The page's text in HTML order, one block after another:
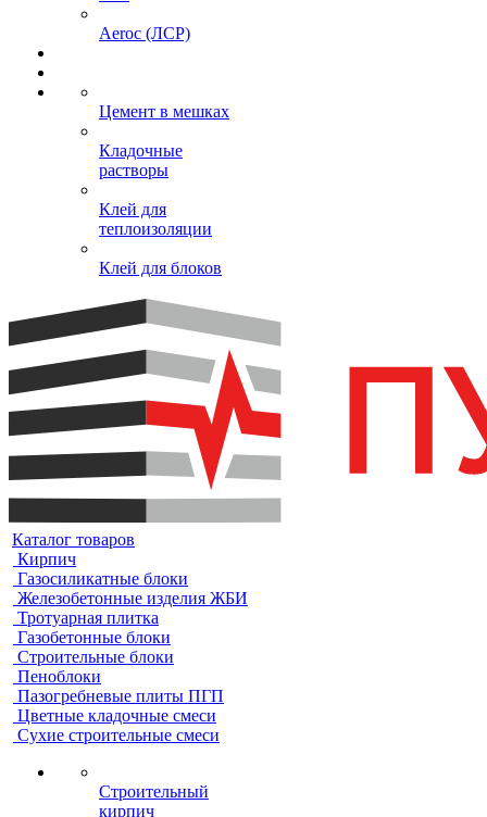
Aeroc (ЛСР)
Цемент в мешках
Кладочные
растворы
Клей для
теплоизоляции
Клей для блоков
Каталог товаров
Кирпич
Газосиликатные блоки
Железобетонные изделия ЖБИ
Тротуарная плитка
Газобетонные блоки
Строительные блоки
Пеноблоки
Пазогребневые плиты ПГП
Цветные кладочные смеси
Сухие строительные смеси
Строительный
кирпич